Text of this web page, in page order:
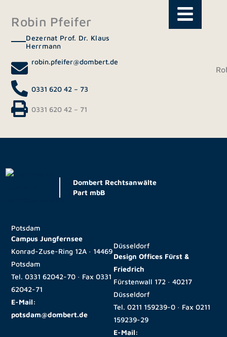
InhaltRobin Pfeifer
Dezernat Prof. Dr. Klaus
Herrmann
robin.pfeifer@dombert.de
0331 620 42 – 73
0331 620 42 – 71
Dombert Rechtsanwälte
Part mbB
Potsdam
Campus Jungfernsee
Konrad-Zuse-Ring 12A · 14469
Potsdam
Tel.0331 62042-70 · Fax0331
62042-71
E-Mail:
potsdam@dombert.de
Düsseldorf
Design Offices Fürst &
Friedrich
Fürstenwall 172 · 40217
Düsseldorf
Tel. 0211 159239-0 · Fax 0211
159239-29
E-Mail: